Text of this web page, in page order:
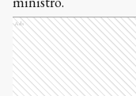
Ads